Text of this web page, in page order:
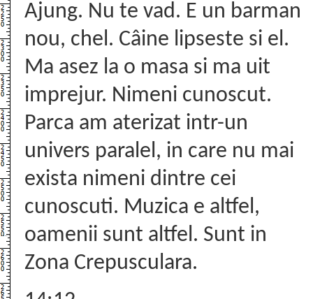
Ajung. Nu te vad. E un barman
nou, chel. Câine lipseste si el.
Ma asez la o masa si ma uit
imprejur. Nimeni cunoscut.
Parca am aterizat intr-un
univers paralel, in care nu mai
exista nimeni dintre cei
cunoscuti. Muzica e altfel,
oamenii sunt altfel. Sunt in
Zona Crepusculara.